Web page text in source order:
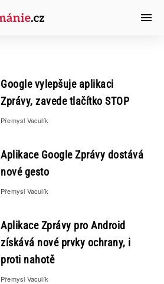
Google vylepšuje aplikaci
Zprávy, zavede tlačítko STOP
Přemysl Vaculík
Aplikace Google Zprávy dostává
nové gesto
Přemysl Vaculík
Aplikace Zprávy pro Android
získává nové prvky ochrany, i
proti nahotě
Přemysl Vaculík